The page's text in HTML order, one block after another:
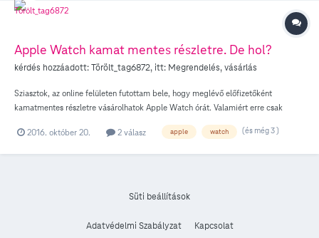
Apple Watch kamat mentes részletre. De hol?
kérdés hozzáadott:Törölt_tag6872, itt: Megrendelés, vásárlás
Sziasztok, az online felületen futottam bele, hogy meglévő előfizetőként
kamatmentes részletre vásárolhatok Apple Watch órát. Valamiért erre csak
vártam a sorom, többször. A probléma az, hogy nincs raktárkészlet kijelzés, így
készleten? Vagy lehet valahol érdeklődni az aktuális készletről? Üdv, g
2016. október 20. 2 válasz apple watch (és még 3 )
Süti beállítások
Adatvédelmi Szabályzat Kapcsolat